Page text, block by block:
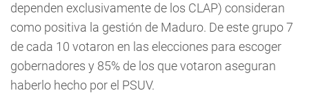
dependen exclusivamente de los CLAP) consideran
como positiva la gestión de Maduro. De este grupo 7
de cada 10 votaron en las elecciones para escoger
gobernadores y 85% de los que votaron aseguran
haberlo hecho por el PSUV.